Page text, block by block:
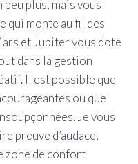
peu plus, mais vous
qui monte au fil des
et Jupiter vous dote
dans la gestion
Il est possible que
ou que
Je vous
preuve d’audace,
zone de confort